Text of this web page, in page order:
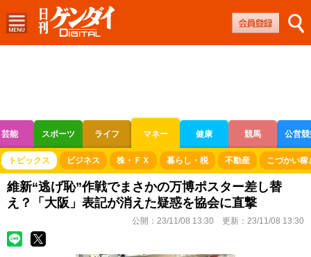
芸能 スポーツ ライフ マネー 健康 競馬 公営
ボートレース 競輪 オートレース
トピックス ビジネス 株・ＦＸ 暮らし・税 不動産 こづかい稼
維新“逃げ恥”作戦でまさかの万博ポスター差し替
え？「大阪」表記が消えた疑惑を協会に直撃
公開： 23/11/08 13:30 更新： 23/11/08 13:30